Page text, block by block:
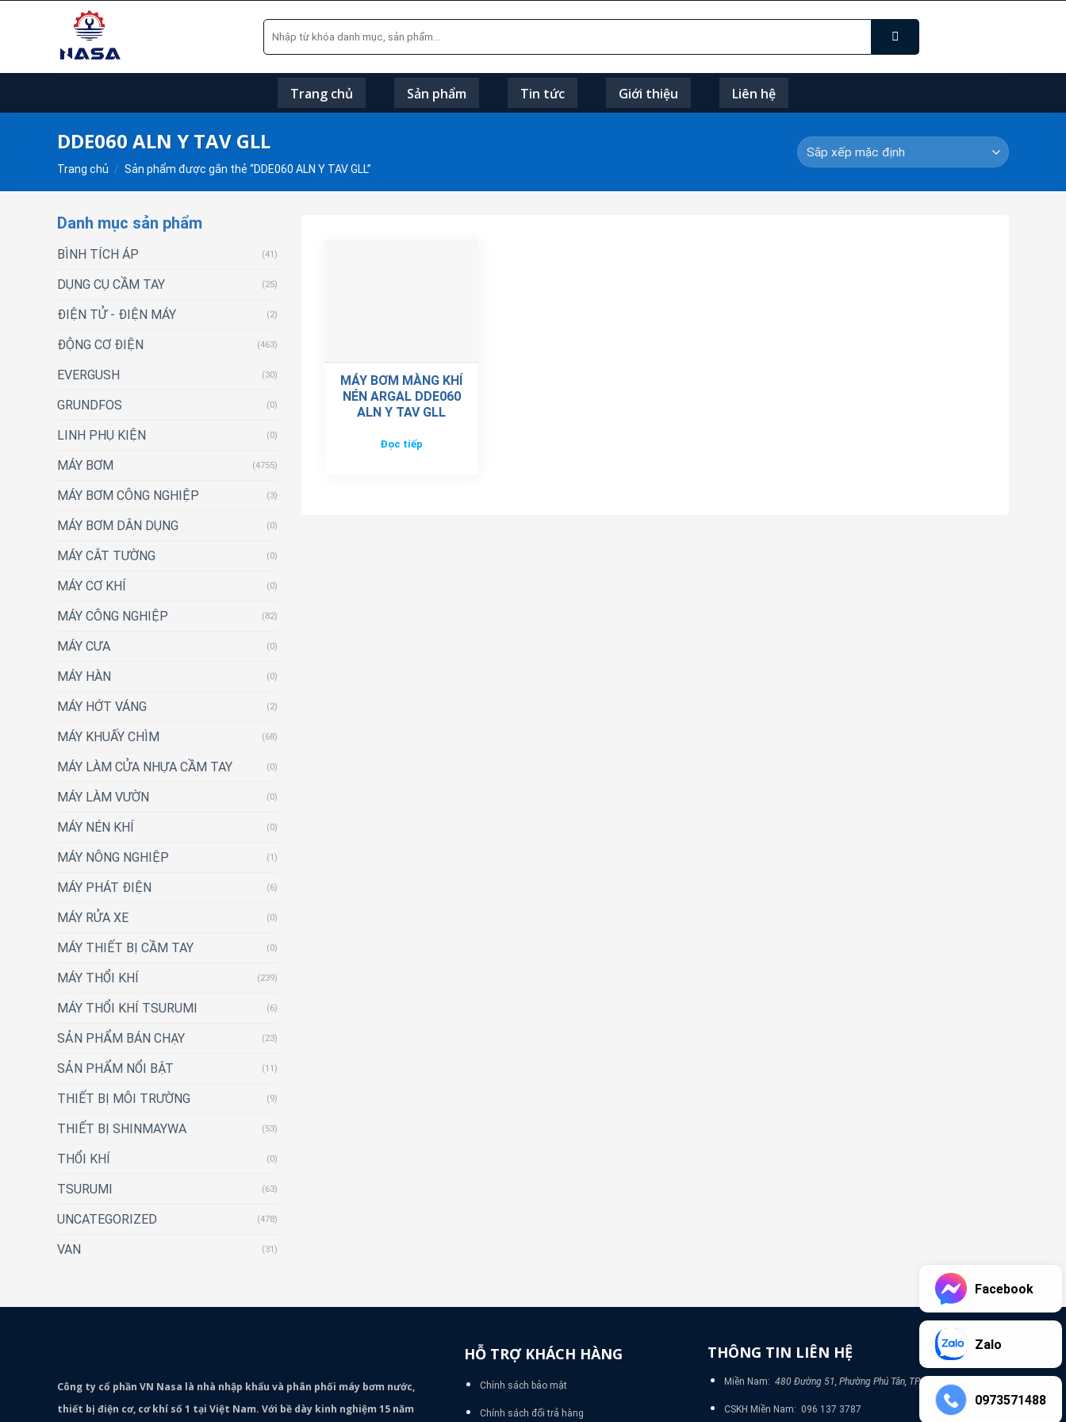
Tìm
kiếm:
Trang chủ Sản phẩm Tin tức Giới thiệu Liên hệ
DDE060 ALN Y TAV GLL
Trang chủ / Sản phẩm được gắn thẻ “DDE060 ALN Y TAV GLL”
Danh mục sản phẩm
BÌNH TÍCH ÁP (41)
DỤNG CỤ CẦM TAY (25)
ĐIỆN TỬ - ĐIỆN MÁY (2)
ĐỘNG CƠ ĐIỆN (463)
EVERGUSH (30)
GRUNDFOS (0)
LINH PHỤ KIỆN (0)
MÁY BƠM (4755)
MÁY BƠM CÔNG NGHIỆP (3)
MÁY BƠM DÂN DỤNG (0)
MÁY CẮT TƯỜNG (0)
MÁY CƠ KHÍ (0)
MÁY CÔNG NGHIỆP (82)
MÁY CƯA (0)
MÁY HÀN (0)
MÁY HỚT VÁNG (2)
MÁY KHUẤY CHÌM (68)
MÁY LÀM CỬA NHỰA CẦM TAY (0)
MÁY LÀM VƯỜN (0)
MÁY NÉN KHÍ (0)
MÁY NÔNG NGHIỆP (1)
MÁY PHÁT ĐIỆN (6)
MÁY RỬA XE (0)
MÁY THIẾT BỊ CẦM TAY (0)
MÁY THỔI KHÍ (239)
MÁY THỔI KHÍ TSURUMI (6)
SẢN PHẨM BÁN CHẠY (23)
SẢN PHẨM NỔI BẬT (11)
THIẾT BỊ MÔI TRƯỜNG (9)
THIẾT BỊ SHINMAYWA (53)
THỔI KHÍ (0)
TSURUMI (63)
UNCATEGORIZED (478)
VAN (31)
MÁY BƠM MÀNG KHÍ
NÉN ARGAL DDE060
ALN Y TAV GLL
Đọc tiếp
Công ty cổ phần VN Nasa là nhà nhập khẩu và phân phối máy bơm nước,
thiết bị điện cơ, cơ khí số 1 tại Việt Nam. Với bề dày kinh nghiệm 15 năm
HỖ TRỢ KHÁCH HÀNG
Chính sách bảo mật
Chính sách đổi trả hàng
THÔNG TIN LIÊN HỆ
Miền Nam: 480 Đường 51, Phường Phú Tân, TP Bình Dương
CSKH Miền Nam: 096 137 3787
Facebook
Zalo
0973571488